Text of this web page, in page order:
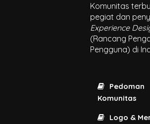
Komunitas
pegiat dan
Experience
(Rancang
Pengguna) di
Pedoman
Komunitas
Logo &